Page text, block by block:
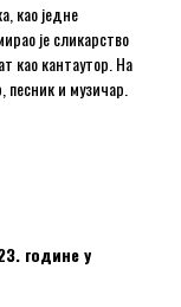
као једне
је сликарство
као кантаутор. На
песник и музичар.
године у